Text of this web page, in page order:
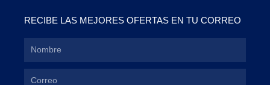
RECIBE LAS MEJORES OFERTAS EN TU CORREO